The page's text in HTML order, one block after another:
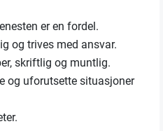
er en fordel.
og trives med ansvar.
skriftlig og muntlig.
og uforutsette situasjoner